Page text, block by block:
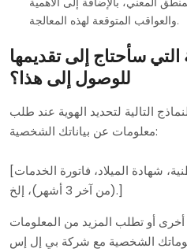
والعواقب المتوقعة لهذه المعالجة.
سأحتاج إلى تقديمها
للوصول إلى هذا؟
التالية لتحديد الهوية عند طلب
معلومات عن بياناتك الشخصية:
[جواز السفر، بطاقة الهوية الوطنية، شهادة الميلاد، فاتورة الخدمات
(من آخر 3 أشهر)، إلخ.]
أو تطلب المزيد من المعلومات
الشخصية مع شركة بي إل إس